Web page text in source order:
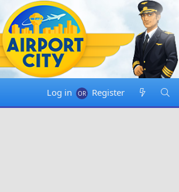
Log in Register